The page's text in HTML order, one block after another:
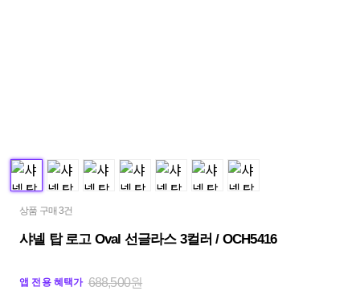
상품 구매 3건
샤넬 탑 로고 Oval 선글라스 3컬러 / OCH5416
앱 전용 혜택가 688,500원